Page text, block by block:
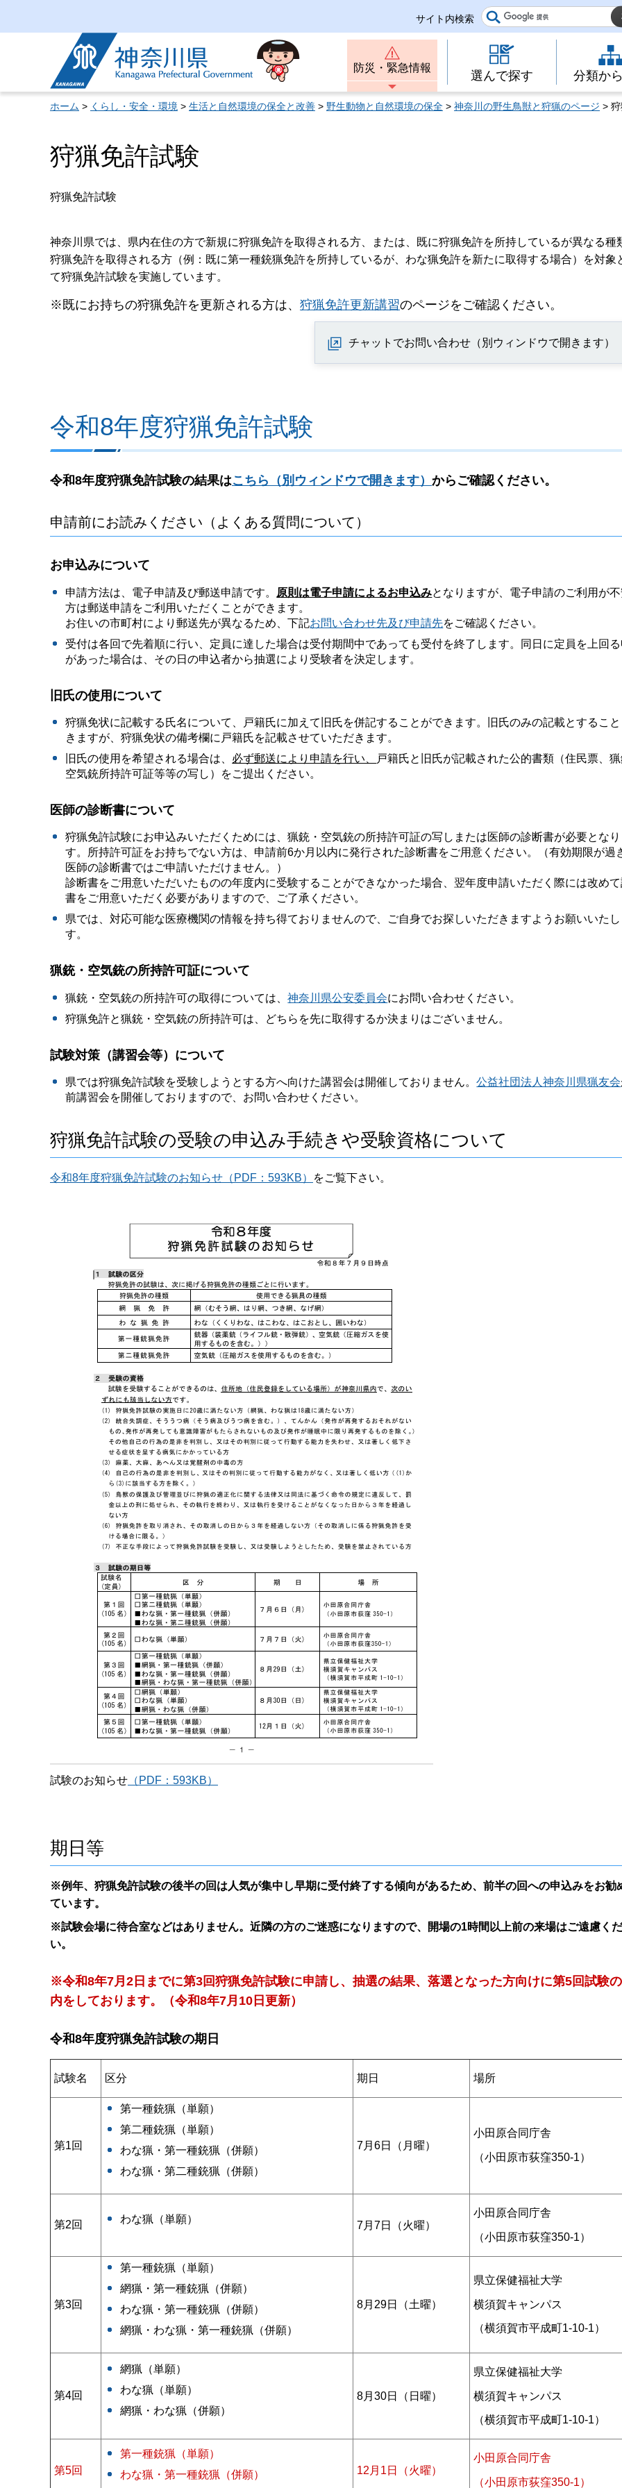
サイト内検索
神奈川県
防災・緊急情報
選んで探す 分類か
ホーム > くらし・安全・環境 > 生活と自然環境の保全と改善 > 野生動物と自然環境の保全 > 神奈川の野生鳥獣と狩猟のページ >
狩猟免許試験
狩猟免許試験
神奈川県では、県内在住の方で新規に狩猟免許を取得される方、または、既に狩猟免許を所持しているが異なる種
狩猟免許を取得される方（例：既に第一種銃猟免許を所持しているが、わな猟免許を新たに取得する場合）を対象
て狩猟免許試験を実施しています。
※既にお持ちの狩猟免許を更新される方は、 狩猟免許更新講習のページをご確認ください。
チャットでお問い合わせ（別ウィンドウで開きます）
令和8年度狩猟免許試験
令和8年度狩猟免許試験の結果はこちら（別ウィンドウで開きます） からご確認ください。
申請前にお読みください（よくある質問について）
お申込みについて
申請方法は、電子申請及び郵送申請です。 原則は電子申請によるお申込みとなりますが、電子申請のご利用が
方は郵送申請をご利用いただくことができます。
お住いの市町村により郵送先が異なるため、下記お問い合わせ先及び申請先をご確認ください。
受付は各回で先着順に行い、定員に達した場合は受付期間中であっても受付を終了します。同日に定員を上回
があった場合は、その日の申込者から抽選により受験者を決定します。
旧氏の使用について
狩猟免状に記載する氏名について、戸籍氏に加えて旧氏を併記することができます。旧氏のみの記載とするこ
きますが、狩猟免状の備考欄に戸籍氏を記載させていただきます。
旧氏の使用を希望される場合は、 必ず郵送により申請を行い、
戸籍氏と旧氏が記載された公的書類（住民票、
空気銃所持許可証等等の写し）をご提出ください。
医師の診断書について
狩猟免許試験にお申込みいただくためには、猟銃・空気銃の所持許可証の写しまたは医師の診断書が必要とな
す。所持許可証をお持ちでない方は、申請前6か月以内に発行された診断書をご用意ください。（有効期限が過
医師の診断書ではご申請いただけません。）
診断書をご用意いただいたものの年度内に受験することができなかった場合、翌年度申請いただく際には改め
書をご用意いただく必要がありますので、ご了承ください。
県では、対応可能な医療機関の情報を持ち得ておりませんので、ご自身でお探しいただきますようお願いいた
す。
猟銃・空気銃の所持許可証について
猟銃・空気銃の所持許可の取得については、神奈川県公安委員会にお問い合わせください。
狩猟免許と猟銃・空気銃の所持許可は、どちらを先に取得するか決まりはございません。
試験対策（講習会等）について
県では狩猟免許試験を受験しようとする方へ向けた講習会は開催しておりません。公益社団法人神奈川県猟友会
前講習会を開催しておりますので、お問い合わせください。
狩猟免許試験の受験の申込み手続きや受験資格について
令和8年度狩猟免許試験のお知らせ（PDF：593KB） をご覧下さい。
試験のお知らせ （PDF：593KB）
期日等
※例年、狩猟免許試験の後半の回は人気が集中し早期に受付終了する傾向があるため、前半の回への申込みをお勧
ています。
※試験会場に待合室などはありません。近隣の方のご迷惑になりますので、開場の1時間以上前の来場はご遠慮く
い。
※令和8年7月2日までに第3回狩猟免許試験に申請し、抽選の結果、落選となった方向けに第5回試験
内をしております。（令和8年7月10日更新）
令和8年度狩猟免許試験の期日
試験名 区分 期日 場所
第1回
第一種銃猟（単願）
第二種銃猟（単願）
わな猟・第一種銃猟（併願）
わな猟・第二種銃猟（併願）
7月6日（月曜）
小田原合同庁舎
（小田原市荻窪350-1）
第2回
わな猟（単願）
7月7日（火曜）
小田原合同庁舎
（小田原市荻窪350-1）
第3回
第一種銃猟（単願）
網猟・第一種銃猟（併願）
わな猟・第一種銃猟（併願）
網猟・わな猟・第一種銃猟（併願）
8月29日（土曜）
県立保健福祉大学
横須賀キャンパス
（横須賀市平成町1-10-1）
第4回
網猟（単願）
わな猟（単願）
網猟・わな猟（併願）
8月30日（日曜）
県立保健福祉大学
横須賀キャンパス
（横須賀市平成町1-10-1）
第5回
第一種銃猟（単願）
わな猟・第一種銃猟（併願）
12月1日（火曜）
小田原合同庁舎
（小田原市荻窪350-1）